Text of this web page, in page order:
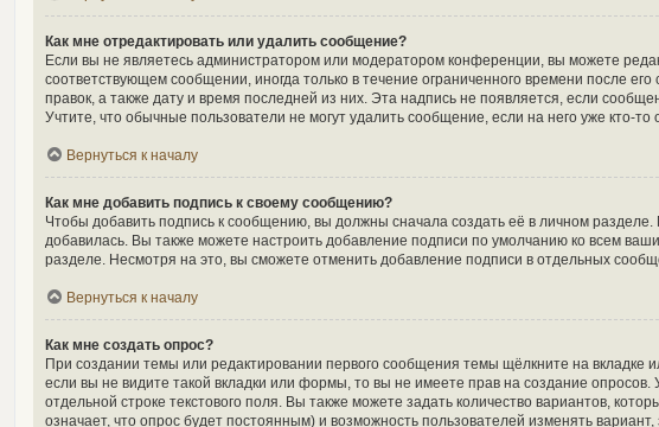
Как мне отредактировать или удалить сообщение?
Если вы не являетесь администратором или модератором конференции, вы можете
соответствующем сообщении, иногда только в течение ограниченного времени после
правок, а также дату и время последней из них. Эта надпись не появляется, если
Учтите, что обычные пользователи не могут удалить сообщение, если на него уже кто-то
Вернуться к началу
Как мне добавить подпись к своему сообщению?
Чтобы добавить подпись к сообщению, вы должны сначала создать её в личном
добавилась. Вы также можете настроить добавление подписи по умолчанию ко всем
разделе. Несмотря на это, вы сможете отменить добавление подписи в отдельных
Вернуться к началу
Как мне создать опрос?
При создании темы или редактировании первого сообщения темы щёлкните на вкладке
если вы не видите такой вкладки или формы, то вы не имеете прав на создание
отдельной строке текстового поля. Вы также можете задать количество вариантов,
означает, что опрос будет постоянным) и возможность пользователей изменять